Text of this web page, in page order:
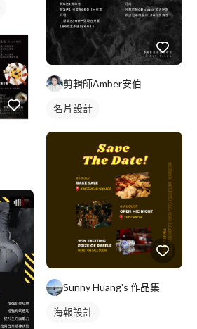
剪輯師Amber安伯
名片設計
Sunny Huang's 作品集
海報設計